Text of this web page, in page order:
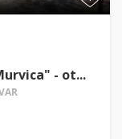
- ot...